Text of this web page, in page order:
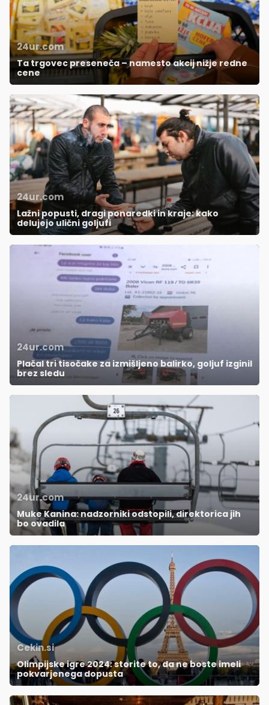
24ur.com
Ta trgovec preseneča – namesto akcij nižje redne
cene
24ur.com
Lažni popusti, dragi ponaredki in kraje: kako
delujejo ulični goljufi
24ur.com
Plačal tri tisočake za izmišljeno balirko, goljuf izginil
brez sledu
24ur.com
Muke Kanina: nadzorniki odstopili, direktorica jih
bo ovadila
Cekin.si
Olimpijske igre 2024: storite to, da ne boste imeli
pokvarjenega dopusta